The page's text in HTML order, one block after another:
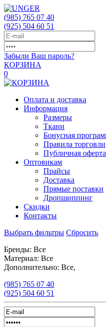
(985) 765 07 40
(925) 504 60 51
Забыли Ваш пароль?
КОРЗИНА
0
Оплата и доставка
Информация
Размеры
Ткани
Бонусная
Правила торговли
Публичная оферта
Оптовикам
Прайсы
Доставка
Прямые поставки
Дропшиппинг
Скидки
Контакты
Выбрать фильтры Сбросить
Бренды: Все
Материал: Все
Дополнительно: Все,
(985) 765 07 40
(925) 504 60 51